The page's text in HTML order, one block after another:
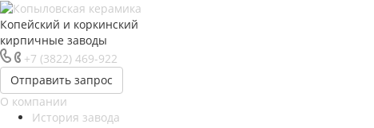
Копейский и коркинский
кирпичные заводы
+7 (3822) 469-922
Отправить запрос
О компании
История завода